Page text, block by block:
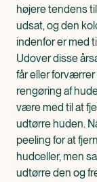
højere tendens
udsat, og den
indenfor er med
Udover disse
får eller
rengøring af
være med til at
udtørre huden.
peeling for at
hudceller, men
udtørre den og